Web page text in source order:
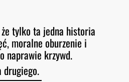
tylko ta jedna historia
moralne oburzenie i
naprawie krzywd.
drugiego.